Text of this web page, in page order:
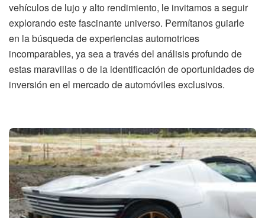
vehículos de lujo y alto rendimiento, le invitamos a seguir
explorando este fascinante universo. Permítanos guiarle
en la búsqueda de experiencias automotrices
incomparables, ya sea a través del análisis profundo de
estas maravillas o de la identificación de oportunidades de
inversión en el mercado de automóviles exclusivos.